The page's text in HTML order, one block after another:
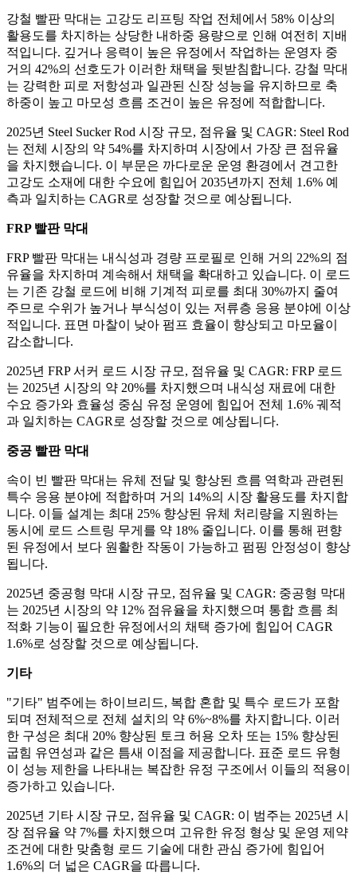
강철 빨판 막대는 고강도 리프팅 작업 전체에서 58% 이상의
활용도를 차지하는 상당한 내하중 용량으로 인해 여전히 지배
적입니다. 깊거나 응력이 높은 유정에서 작업하는 운영자 중
거의 42%의 선호도가 이러한 채택을 뒷받침합니다. 강철 막대
는 강력한 피로 저항성과 일관된 신장 성능을 유지하므로 축
하중이 높고 마모성 흐름 조건이 높은 유정에 적합합니다.
2025년 Steel Sucker Rod 시장 규모, 점유율 및 CAGR: Steel Rod
는 전체 시장의 약 54%를 차지하며 시장에서 가장 큰 점유율
을 차지했습니다. 이 부문은 까다로운 운영 환경에서 견고한
고강도 소재에 대한 수요에 힘입어 2035년까지 전체 1.6% 예
측과 일치하는 CAGR로 성장할 것으로 예상됩니다.
FRP 빨판 막대
FRP 빨판 막대는 내식성과 경량 프로필로 인해 거의 22%의 점
유율을 차지하며 계속해서 채택을 확대하고 있습니다. 이 로드
는 기존 강철 로드에 비해 기계적 피로를 최대 30%까지 줄여
주므로 수위가 높거나 부식성이 있는 저류층 응용 분야에 이상
적입니다. 표면 마찰이 낮아 펌프 효율이 향상되고 마모율이
감소합니다.
2025년 FRP 서커 로드 시장 규모, 점유율 및 CAGR: FRP 로드
는 2025년 시장의 약 20%를 차지했으며 내식성 재료에 대한
수요 증가와 효율성 중심 유정 운영에 힘입어 전체 1.6% 궤적
과 일치하는 CAGR로 성장할 것으로 예상됩니다.
중공 빨판 막대
속이 빈 빨판 막대는 유체 전달 및 향상된 흐름 역학과 관련된
특수 응용 분야에 적합하며 거의 14%의 시장 활용도를 차지합
니다. 이들 설계는 최대 25% 향상된 유체 처리량을 지원하는
동시에 로드 스트링 무게를 약 18% 줄입니다. 이를 통해 편향
된 유정에서 보다 원활한 작동이 가능하고 펌핑 안정성이 향상
됩니다.
2025년 중공형 막대 시장 규모, 점유율 및 CAGR: 중공형 막대
는 2025년 시장의 약 12% 점유율을 차지했으며 통합 흐름 최
적화 기능이 필요한 유정에서의 채택 증가에 힘입어 CAGR
1.6%로 성장할 것으로 예상됩니다.
기타
"기타" 범주에는 하이브리드, 복합 혼합 및 특수 로드가 포함
되며 전체적으로 전체 설치의 약 6%~8%를 차지합니다. 이러
한 구성은 최대 20% 향상된 토크 허용 오차 또는 15% 향상된
굽힘 유연성과 같은 틈새 이점을 제공합니다. 표준 로드 유형
이 성능 제한을 나타내는 복잡한 유정 구조에서 이들의 적용이
증가하고 있습니다.
2025년 기타 시장 규모, 점유율 및 CAGR: 이 범주는 2025년 시
장 점유율 약 7%를 차지했으며 고유한 유정 형상 및 운영 제약
조건에 대한 맞춤형 로드 기술에 대한 관심 증가에 힘입어
1.6%의 더 넓은 CAGR을 따릅니다.